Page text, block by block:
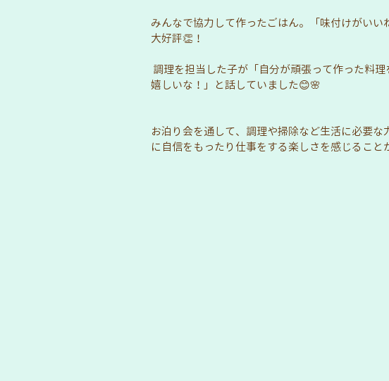
みんなで協力して作ったごはん。「味付けがい
大好評👏！
嬉しいな！」と話していました😊🌸
お泊り会を通して、調理や掃除など生活に必要
に自信をもったり仕事をする楽しさを感じること